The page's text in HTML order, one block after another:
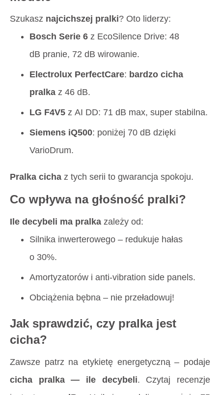
Szukasz najcichszej pralki? Oto liderzy:
Bosch Serie 6 z EcoSilence Drive: 48
dB pranie, 72 dB wirowanie.
Electrolux PerfectCare: bardzo cicha
pralka z 46 dB.
LG F4V5 z AI DD: 71 dB max, super stabilna.
Siemens iQ500: poniżej 70 dB dzięki
VarioDrum.
Pralka cicha z tych serii to gwarancja spokoju.
Co wpływa na głośność pralki?
Ile decybeli ma pralka zależy od:
Silnika inwerterowego – redukuje hałas
o 30%.
Amortyzatorów i anti-vibration side panels.
Obciążenia bębna – nie przeładowuj!
Jak sprawdzić, czy pralka jest
cicha?
Zawsze patrz na etykietę energetyczną – podaje
cicha pralka — ile decybeli. Czytaj recenzje